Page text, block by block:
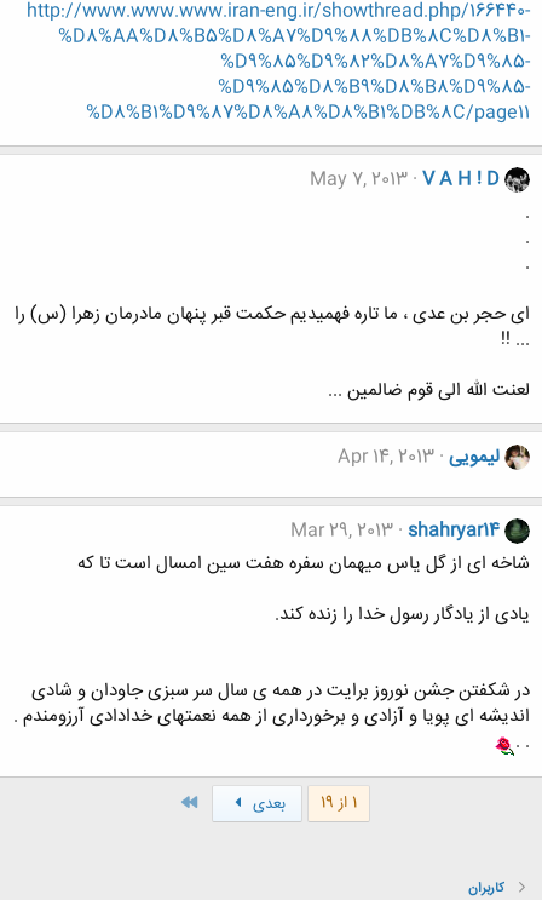
http://www.www.www.iran-eng.ir/showthread.php/166440-
%D8%AA%D8%B5%D8%A7%D9%88%DB%8C%D8%B1-
%D9%85%D9%82%D8%A7%D9%85-
%D9%85%D8%B9%D8%B8%D9%85-
%D8%B1%D9%87%D8%A8%D8%B1%DB%8C/page11
V A H ! D
May 7, 2013
.
.
.
ای حجر بن عدی ، ما تاره فهمیدیم حکمت قبر پنهان مادرمان زهرا (س) را
... !!
لعنت الله الی قوم ضالمین ...
لیمویی Apr 14, 2013
shahryar14
Mar 29, 2013
شاخه ای از گل یاس میهمان سفره هفت سین امسال است تا که
یادی از یادگار رسول خدا را زنده کند.
در شکفتن جشن نوروز برایت در همه ی سال سر سبزی جاودان و شادی
اندیشه ای پویا و آزادی و برخورداری از همه نعمتهای خدادادی آرزومندم .
. .
1 از 19 بعدی
کاربران